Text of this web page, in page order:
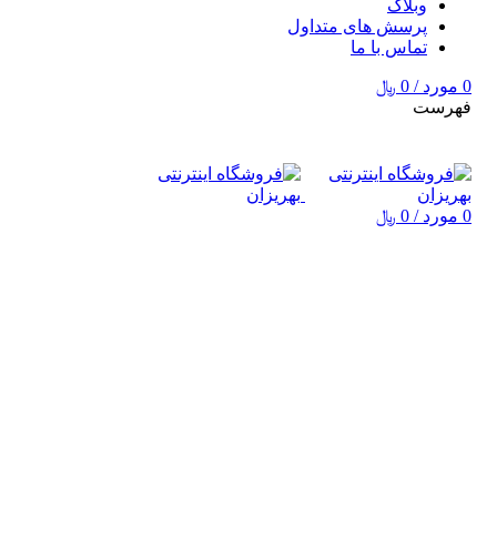
وبلاگ
پرسش های متداول
تماس با ما
0 مورد /
0 ﷼
فهرست
0 مورد /
0 ﷼